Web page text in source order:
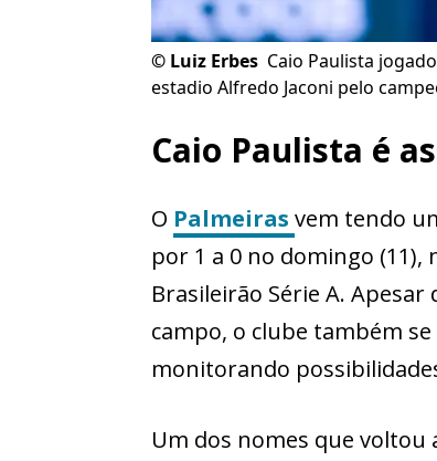
© Luiz Erbes Caio Paulista
estadio Alfredo Jaconi pelo
Caio Paulista é
O Palmeiras vem tendo
por 1 a 0 no domingo (11),
Brasileirão Série A.
campo, o clube também
monitorando
Um dos nomes que voltou